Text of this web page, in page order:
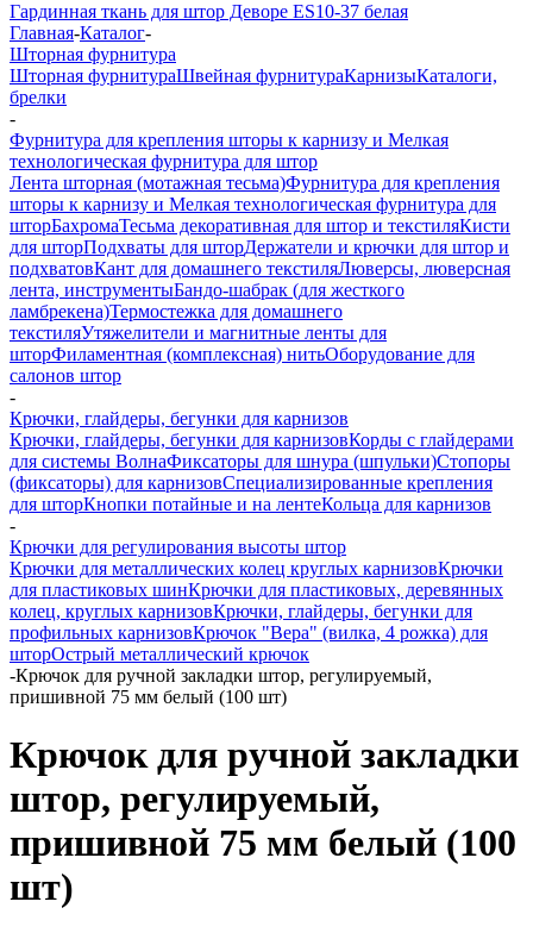
Гардинная ткань для штор Деворе ES10-37 белая
Главная-Каталог-
Шторная фурнитура
Шторная фурнитураШвейная фурнитураКарнизыКаталоги,
брелки
-
Фурнитура для крепления шторы к карнизу и Мелкая
технологическая фурнитура для штор
Лента шторная (мотажная тесьма)Фурнитура для крепления
шторы к карнизу и Мелкая технологическая фурнитура для
шторБахромаТесьма декоративная для штор и текстиляКисти
для шторПодхваты для шторДержатели и крючки для штор и
подхватовКант для домашнего текстиляЛюверсы, люверсная
лента, инструментыБандо-шабрак (для жесткого
ламбрекена)Термостежка для домашнего
текстиляУтяжелители и магнитные ленты для
шторФиламентная (комплексная) нитьОборудование для
салонов штор
-
Крючки, глайдеры, бегунки для карнизов
Крючки, глайдеры, бегунки для карнизовКорды с глайдерами
для системы ВолнаФиксаторы для шнура (шпульки)Стопоры
(фиксаторы) для карнизовСпециализированные крепления
для шторКнопки потайные и на лентеКольца для карнизов
-
Крючки для регулирования высоты штор
Крючки для металлических колец круглых карнизовКрючки
для пластиковых шинКрючки для пластиковых, деревянных
колец, круглых карнизовКрючки, глайдеры, бегунки для
профильных карнизовКрючок "Вера" (вилка, 4 рожка) для
шторОстрый металлический крючок
-Крючок для ручной закладки штор, регулируемый,
пришивной 75 мм белый (100 шт)
Крючок для ручной закладки
штор, регулируемый,
пришивной 75 мм белый (100
шт)